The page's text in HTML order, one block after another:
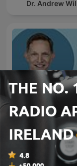
Dr. Andrew
MS Living Well:
from Multiple
Experts